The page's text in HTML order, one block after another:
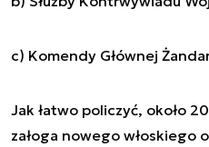
c) Komendy Głównej
Jak łatwo policzyć, około
załoga nowego